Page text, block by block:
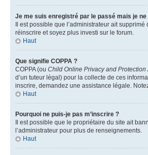
Je me suis enregistré par le passé mais je
Il est possible que l’administrateur ait
réinscrire et soyez plus investi sur le forum.
Haut
Que signifie COPPA ?
COPPA (ou Child Online Privacy and Protection
d’un tuteur légal) pour la collecte de ces
inscrire, demandez une assistance légale.
Haut
Pourquoi ne puis-je pas m’inscrire ?
Il est possible que le propriétaire du site ait
l’administrateur pour plus de renseignements.
Haut